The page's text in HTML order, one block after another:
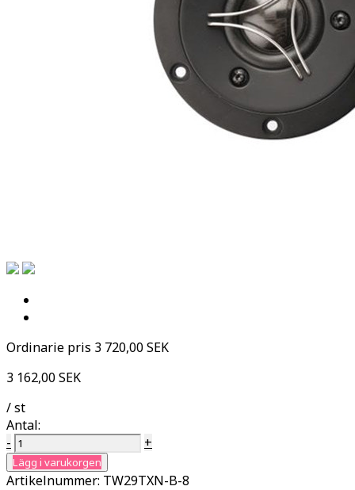
Ordinarie pris 3 720,00 SEK
3 162,00 SEK
/ st
Antal:
-
+
Lägg i varukorgen
Artikelnummer: TW29TXN-B-8